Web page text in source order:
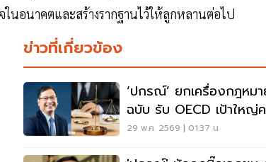
นอนาคตและสร้างรากฐานไว้ให้ลูกหลานต่อไป
ข่าวที่เกี่ยวข้อง
‘ปกรณ์’ ยกเครื่องกฎหม
ฉบับ รับ OECD เป้าใหญ่
คุณภาพชีวิตดี
29 พ.ค. 2569 | 01:37 น.